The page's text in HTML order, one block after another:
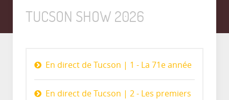
TUCSON SHOW 2026
En direct de Tucson | 1 - La 71e année
En direct de Tucson | 2 - Les premiers